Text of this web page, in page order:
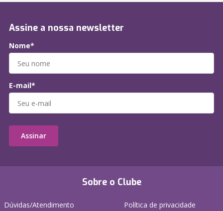
Sobre o Clube
Dúvidas/Atendimento
Política de privacidade
Assine a nossa newsletter
Nome*
E-mail*
Assinar